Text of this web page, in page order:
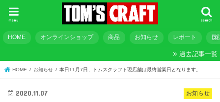
search
menu
HOME オンラインショップ 商品 お知らせ レポート 日
過去記事一覧
HOME お知らせ 本日11月7日、トムスクラフト現店舗は最終営業日となります。
お知らせ
2020.11.07